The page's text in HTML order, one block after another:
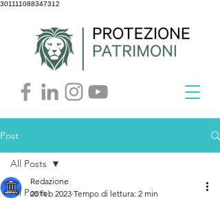
301111088347312
Post
All Posts
All Posts
Redazione
20 feb 2023 Tempo di lettura: 2 min